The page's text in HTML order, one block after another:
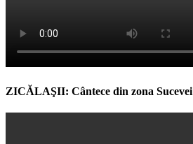
ZICĂLAŞII: Cântece din zona Sucevei